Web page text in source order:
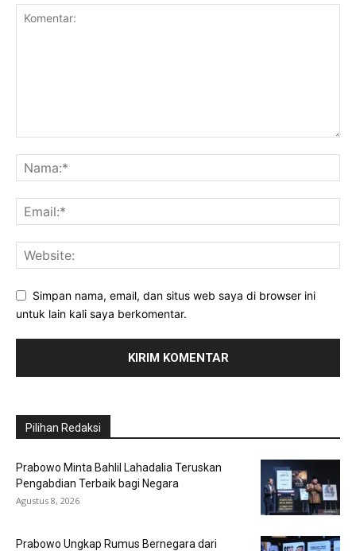
Simpan nama, email, dan situs web saya di browser ini
untuk lain kali saya berkomentar.
Pilihan Redaksi
Prabowo Minta Bahlil Lahadalia Teruskan
Pengabdian Terbaik bagi Negara
Agustus 8, 2026
Prabowo Ungkap Rumus Bernegara dari